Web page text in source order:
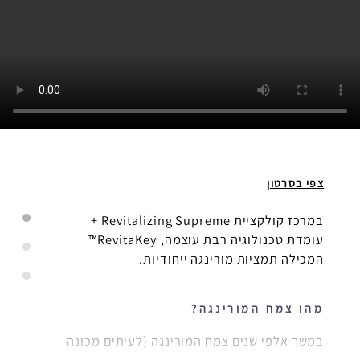
המורינגה
צפי בסרטון
במרכז קולקציית Revitalizing Supreme +
עומדת טכנולוגיה רבת עוצמה, RevitaKey™
המכילה תמציות מורינגה ייחודיות.
מהו צמח המורינגה?
במשך אלפי שנים צמח המורינגה (לעיתים מכונה